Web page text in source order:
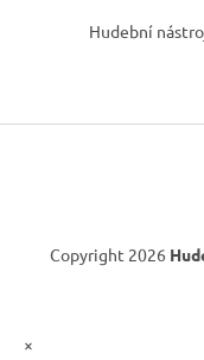
í
Hudební
Copyright 2026
×